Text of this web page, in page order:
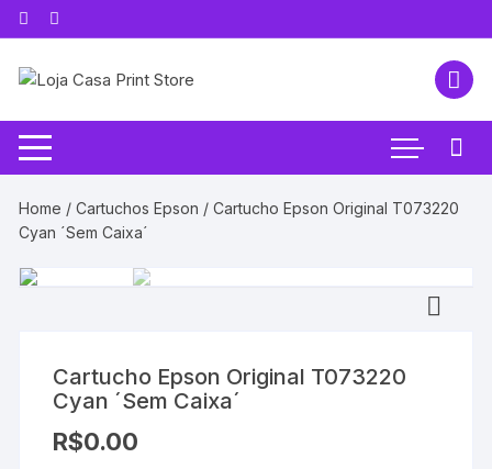
Pular
para
conteúdo
Home /Cartuchos Epson / Cartucho Epson Original T073220
Cyan ´Sem Caixa´
Cartucho Epson Original T073220
Cyan ´Sem Caixa´
R$0.00